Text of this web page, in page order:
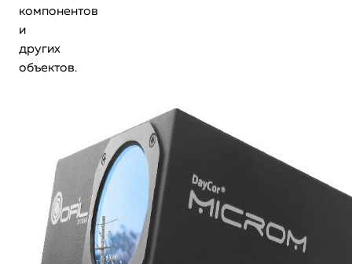
компонентов
и
других
объектов.